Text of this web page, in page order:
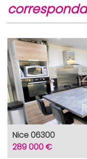
Nice 06300
289 000 €